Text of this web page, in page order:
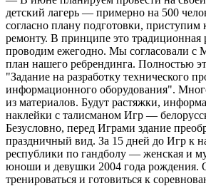
детский лагерь — примерно на 500
согласно плану подготовки, приступим
ремонту. В принципе это традиционная
проводим ежегодно. Мы согласовали с
план нашего ребрендинга. Полностью
"Задание на разработку технического
информационного оборудования".
из материалов. Будут растяжки,
наклейки с талисманом Игр —
Безусловно, перед Играми здание
праздничный вид. За 15 дней до Игр к
республики по гандболу — женская и
юноши и девушки 2004 года рождения.
тренироваться и готовиться к